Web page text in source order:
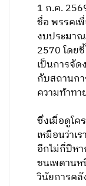
1 ก.ค.
ชื่อ พรรคเ
งบประมา
2570 โดย
เป็นการจั
กับสถานก
ความท้าท
ซึ่งเมื่อดูโ
เหมือนว่าเ
อีกไม่กี่ปีหา
ชนเพดานห
วินัยการค